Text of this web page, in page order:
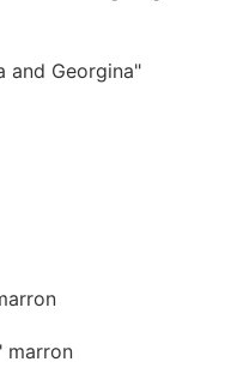
and Georgina"
marron